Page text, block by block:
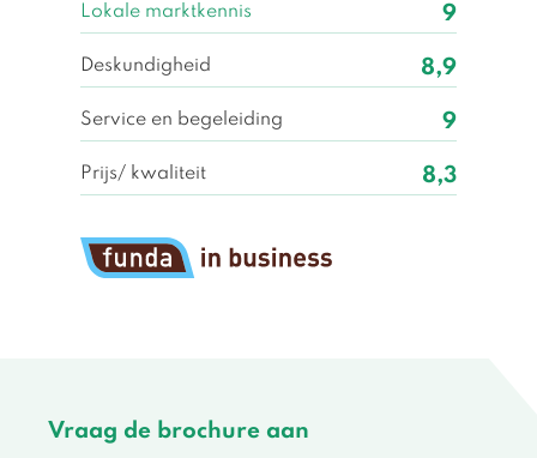
Lokale marktkennis 9
Deskundigheid 8,9
Service en begeleiding 9
Prijs/ kwaliteit 8,3
Vraag de brochure aan